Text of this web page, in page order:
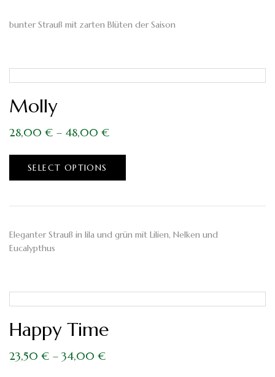
bunter Strauß mit zarten Blüten der Saison
Molly
28,00 € – 48,00 €
SELECT OPTIONS
Eleganter Strauß in lila und grün mit Lilien, Nelken und
Eucalypthus
Happy Time
23,50 € – 34,00 €